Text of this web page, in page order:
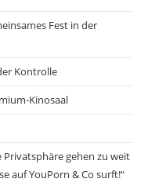
Fest in der
Kontrolle
Kinosaal
Privatsphäre gehen zu weit
auf YouPorn & Co surft!“